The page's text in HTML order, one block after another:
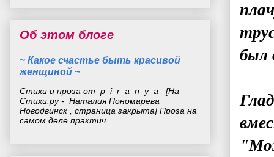
был
Об этом блоге
~ Какое счастье быть красивой
женщиной ~
Стихи и проза от p_i_r_a_n_y_a [На
Стихи.ру - Наталия Пономарева
Новодвинск , страница закрыта] Проза на
самом деле практич...